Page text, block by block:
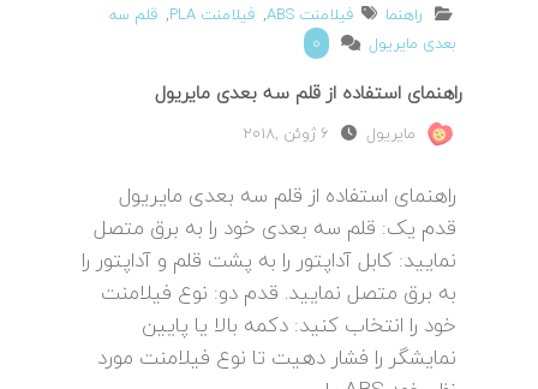
راهنما فیلامنت ABS , فیلامنت PLA , قلم سه
بعدی مایریول
0
راهنمای استفاده از قلم سه بعدی مایریول
مایریول 6 ژوئن ,2018
راهنمای استفاده از قلم سه بعدی مایریول
قدم یک: قلم سه بعدی خود را به برق متصل
نمایید: کابل آداپتور را به پشت قلم و آداپتور را
به برق متصل نمایید. قدم دو: نوع فیلامنت
خود را انتخاب کنید: دکمه بالا یا پایین
نمایشگر را فشار دهیت تا نوع فیلامنت مورد